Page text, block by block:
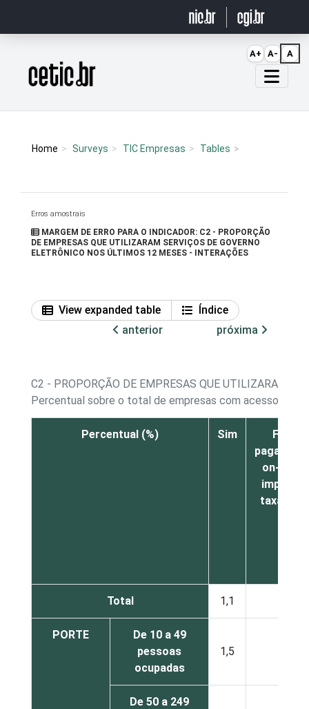
Página inicial
Home Surveys TIC Empresas Tables
Erros amostrais
MARGEM DE ERRO PARA O INDICADOR: C2 - PROPORÇÃO
DE EMPRESAS QUE UTILIZARAM SERVIÇOS DE GOVERNO
ELETRÔNICO NOS ÚLTIMOS 12 MESES - INTERAÇÕES
View expanded table
Índice
anterior
próxima
C2 - PROPORÇÃO DE EMPRESAS QUE UTILIZARAM
Percentual sobre o total de empresas com acesso à
Percentual (%) Sim
Fazer
on-line
taxas,
Total 1,1
PORTE
De 10 a 49
pessoas
ocupadas
1,5
De 50 a 249
A+ A- A